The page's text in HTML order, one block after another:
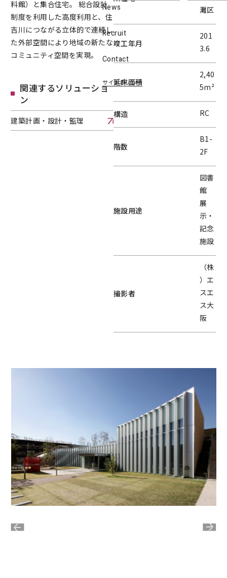
News
Recruit
Contact
サイトポリシー
関連するソリューショ
ン
建築計画・設計・監理
料館）と集合住宅。 総合設計
制度を利用した高度利用と、住
吉川につながる立体的で連続し
た外部空間により地域の新たな
コミュニティ空間を実現。
灘区
竣工年月
201
3.6
延床面積
2,40
5m²
構造 RC
階数
B1-
2F
施設用途
図書
館
展
示・
記念
施設
撮影者
（株
）エ
スエ
ス大
阪